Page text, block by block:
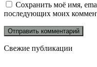
Сохранить моё имя,
последующих моих
Свежие публикации